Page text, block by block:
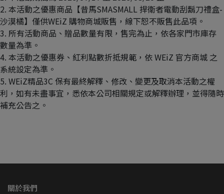
2. 本活動之優惠商品【昔馬SMASMALL 捍衛者電動刮鬍刀禮盒-
沙漠橘】僅供WEiZ 購物商城販售，線下恕不販售此品項。
3. 所有活動商品、贈品數量有限，售完為止，依各家門市庫存
數量為準。
4. 本活動之優惠券、紅利點數折抵規範，依 WEiZ 官方商城 之
系統設定為準。
5. WEiZ精品3C 保有最終解釋、修改、變更及取消本活動之權
利，如有未盡事宜，悉依本公司相關規定或解釋辦理，並得隨時
補充公告之。
關於我們